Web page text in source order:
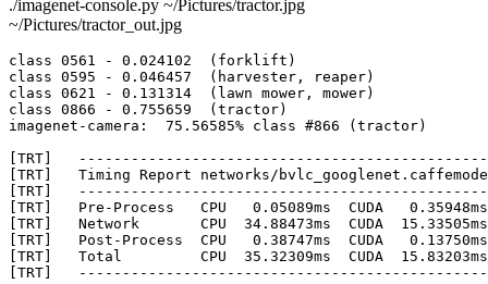
./imagenet-console.py ~/Pictures/tractor.jpg
~/Pictures/tractor_out.jpg
class 0561 - 0.024102  (forklift)
class 0595 - 0.046457  (harvester, reaper)
class 0621 - 0.131314  (lawn mower, mower)
class 0866 - 0.755659  (tractor)
imagenet-camera:  75.56585% class #866 (tractor)
[TRT]
[TRT]   Timing Report networks/
[TRT]
[TRT]   Pre-Process   CPU   0.05089ms  CUDA   0.35948ms
[TRT]   Network       CPU  34.88473ms  CUDA  15.33505ms
[TRT]   Post-Process  CPU   0.38747ms  CUDA   0.13750ms
[TRT]   Total         CPU  35.32309ms  CUDA  15.83203ms